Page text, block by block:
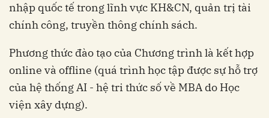
nhập quốc tế trong lĩnh vực KH&CN, quản trị tài
chính công, truyền thông chính sách.
Phương thức đào tạo của Chương trình là kết hợp
online và offline (quá trình học tập được sự hỗ trợ
của hệ thống AI - hệ tri thức số về MBA do Học
viện xây dựng).